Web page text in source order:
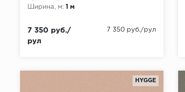
Ширина, м: 1 м
7 350 руб./
рул
7 350 руб./рул
HYGGE